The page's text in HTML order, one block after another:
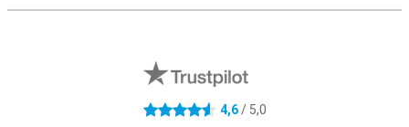
4.6 stelle 4,6/ 5,0